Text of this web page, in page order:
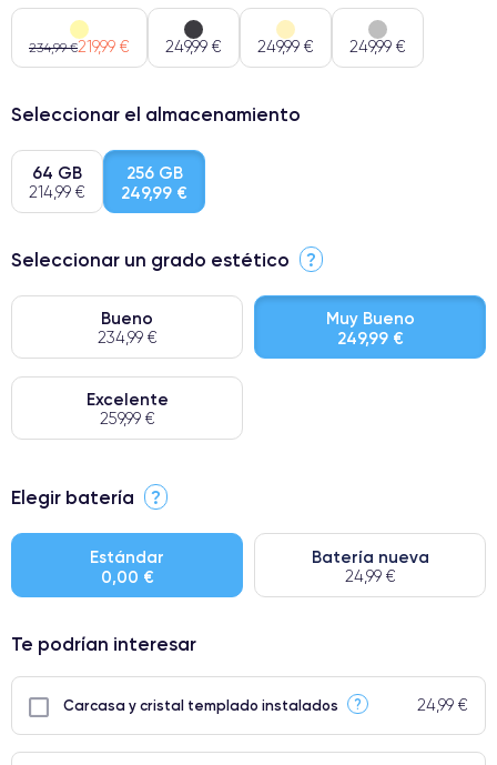
234,99 €219,99 € 249,99 € 249,99 € 249,99 €
Seleccionar el almacenamiento
64 GB
214,99 €
256 GB
249,99 €
Seleccionar un grado estético ?
Bueno
234,99 €
Muy Bueno
249,99 €
Excelente
259,99 €
⭐ Premium
● Batería: uso intensivo.
● Solo el 5% de nuestros teléfonos tienen una categoría Premium.
Elegir batería ?
Estándar
0,00 €
Batería nueva
24,99 €
Te podrían interesar
Carcasa y cristal templado instalados ? 24,99 €